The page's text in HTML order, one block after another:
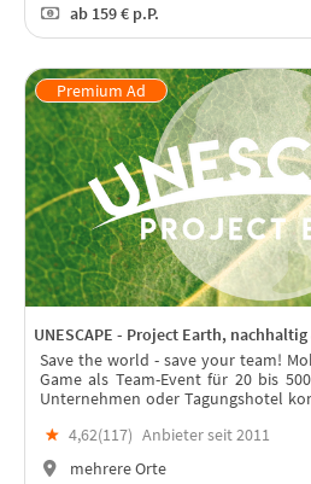
ab159 € p.P.
UNESCAPE - Project Earth,
Save the world - save your team!
Game als Team-Event für 20 bis
Unternehmen oder Tagungshotel
★ 4,62(117) Anbieter seit 2011
mehrere Orte